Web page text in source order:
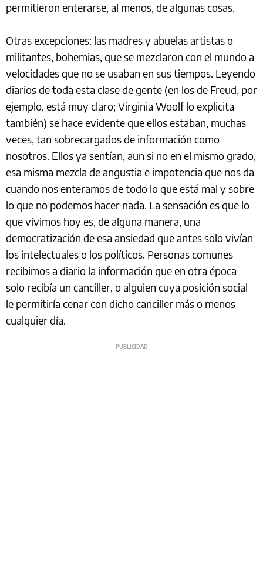
permitieron enterarse, al menos, de algunas cosas.
Otras excepciones: las madres y abuelas artistas o
militantes, bohemias, que se mezclaron con el mundo a
velocidades que no se usaban en sus tiempos. Leyendo
diarios de toda esta clase de gente (en los de Freud, por
ejemplo, está muy claro; Virginia Woolf lo explicita
también) se hace evidente que ellos estaban, muchas
veces, tan sobrecargados de información como
nosotros. Ellos ya sentían, aun si no en el mismo grado,
esa misma mezcla de angustia e impotencia que nos da
cuando nos enteramos de todo lo que está mal y sobre
lo que no podemos hacer nada. La sensación es que lo
que vivimos hoy es, de alguna manera, una
democratización de esa ansiedad que antes solo vivían
los intelectuales o los políticos. Personas comunes
recibimos a diario la información que en otra época
solo recibía un canciller, o alguien cuya posición social
le permitiría cenar con dicho canciller más o menos
cualquier día.